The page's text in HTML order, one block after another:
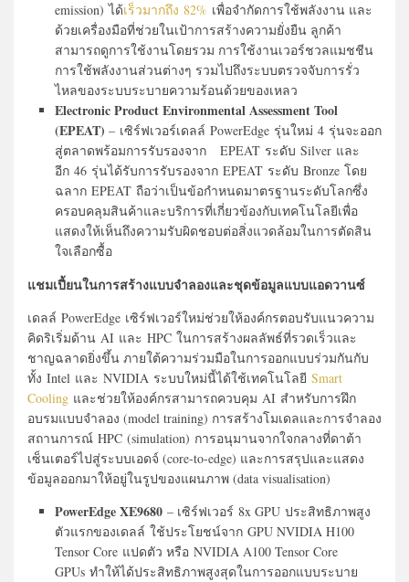
emission) ได้เร็วมากถึง 82% เพื่อจำกัดการใช้พลังงาน และ
ด้วยเครื่องมือที่ช่วยในเป้าการสร้างความยั่งยืน ลูกค้า
สามารถดูการใช้งานโดยรวม การใช้งานเวอร์ชวลแมชชีน
การใช้พลังงานส่วนต่างๆ รวมไปถึงระบบตรวจจับการรั่ว
ไหลของระบบระบายความร้อนด้วยของเหลว
Electronic Product Environmental Assessment Tool
(EPEAT) – เซิร์ฟเวอร์เดลล์ PowerEdge รุ่นใหม่ 4 รุ่นจะออก
สู่ตลาดพร้อมการรับรองจาก EPEAT ระดับ Silver และ
อีก 46 รุ่นได้รับการรับรองจาก EPEAT ระดับ Bronze โดย
ฉลาก EPEAT ถือว่าเป็นข้อกำหนดมาตรฐานระดับโลกซึ่ง
ครอบคลุมสินค้าและบริการที่เกี่ยวข้องกับเทคโนโลยีเพื่อ
แสดงให้เห็นถึงความรับผิดชอบต่อสิ่งแวดล้อมในการตัดสิน
ใจเลือกซื้อ
แชมเปี้ยนในการสร้างแบบจำลองและชุดข้อมูลแบบแอดวานซ์
เดลล์ PowerEdge เซิร์ฟเวอร์ใหม่ช่วยให้องค์กรตอบรับแนวความ
คิดริเริ่มด้าน AI และ HPC ในการสร้างผลลัพธ์ที่รวดเร็วและ
ชาญฉลาดยิ่งขึ้น ภายใต้ความร่วมมือในการออกแบบร่วมกันกับ
ทั้ง Intel และ NVIDIA ระบบใหม่นี้ได้ใช้เทคโนโลยี Smart
Cooling และช่วยให้องค์กรสามารถควบคุม AI สำหรับการฝึก
อบรมแบบจำลอง (model training) การสร้างโมเดลและการจำลอง
สถานการณ์ HPC (simulation) การอนุมานจากใจกลางที่ดาต้า
เซ็นเตอร์ไปสู่ระบบเอดจ์ (core-to-edge) และการสรุปและแสดง
ข้อมูลออกมาให้อยู่ในรูปของแผนภาพ (data visualisation)
PowerEdge XE9680 – เซิร์ฟเวอร์ 8x GPU ประสิทธิภาพสูง
ตัวแรกของเดลล์ ใช้ประโยชน์จาก GPU NVIDIA H100
Tensor Core แปดตัว หรือ NVIDIA A100 Tensor Core
GPUs ทำให้ได้ประสิทธิภาพสูงสุดในการออกแบบระบาย